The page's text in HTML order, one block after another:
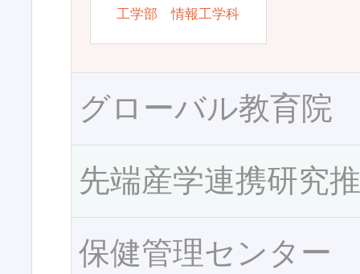
工学部 情報工学科
グローバル教育院
先端産学連携研究
保健管理センター